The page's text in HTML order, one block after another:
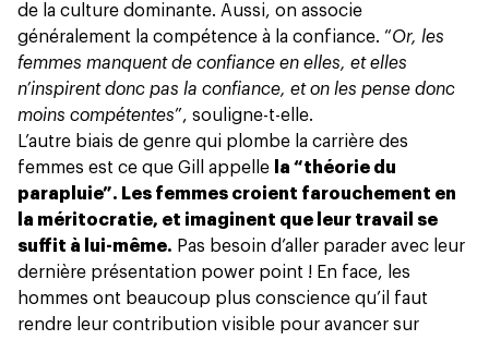
de la culture dominante. Aussi, on associe
généralement la compétence à la confiance. “Or, les
femmes manquent de confiance en elles, et elles
n’inspirent donc pas la confiance, et on les pense donc
moins compétentes”, souligne-t-elle.
L’autre biais de genre qui plombe la carrière des
femmes est ce que Gill appelle
la “théorie du
parapluie”. Les femmes croient farouchement en
la méritocratie, et imaginent que leur travail se
suffit à lui-même. Pas besoin d’aller parader avec leur
dernière présentation power point ! En face, les
hommes ont beaucoup plus conscience qu’il faut
rendre leur contribution visible pour avancer sur